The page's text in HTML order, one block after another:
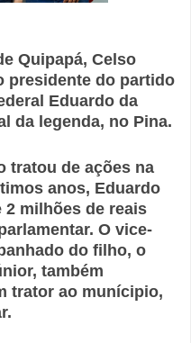
Quipapá, Celso
presidente do partido
Eduardo da
da legenda, no Pina.
tratou de ações na
anos, Eduardo
2 milhões de reais
O vice-
do filho, o
também
trator ao munícipio,